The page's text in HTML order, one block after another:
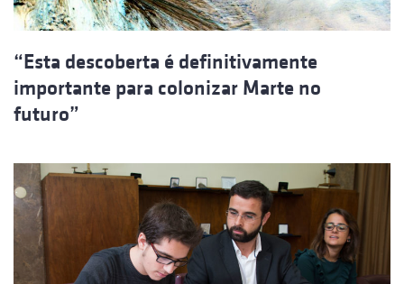
“Esta descoberta é definitivamente
importante para colonizar Marte no
futuro”